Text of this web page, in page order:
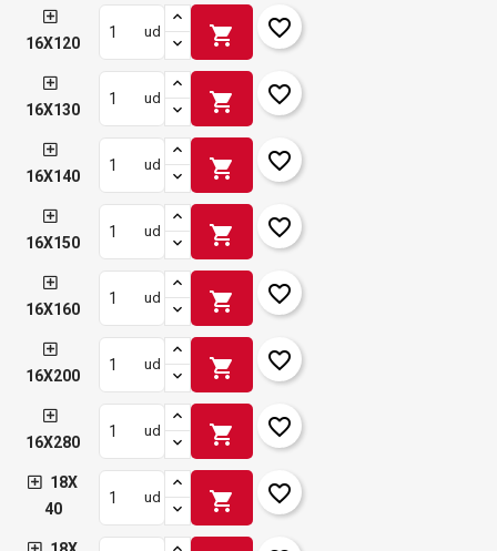
16X120
ud shopping_cart favorite_border
16X130
ud shopping_cart favorite_border
16X140
ud shopping_cart favorite_border
16X150
ud shopping_cart favorite_border
16X160
ud shopping_cart favorite_border
16X200
ud shopping_cart favorite_border
16X280
ud shopping_cart favorite_border
18X
40
ud shopping_cart favorite_border